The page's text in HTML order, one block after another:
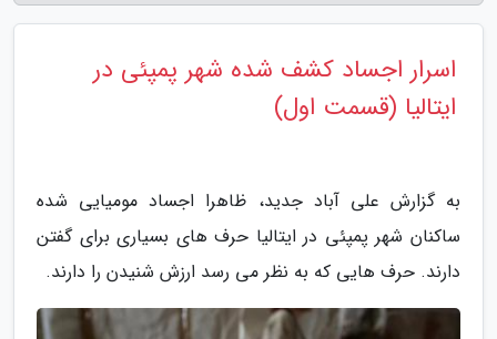
اسرار اجساد کشف شده شهر پمپئی در
ایتالیا (قسمت اول)
به گزارش علی آباد جدید، ظاهرا اجساد مومیایی شده
ساکنان شهر پمپئی در ایتالیا حرف های بسیاری برای گفتن
دارند. حرف هایی که به نظر می رسد ارزش شنیدن را دارند.